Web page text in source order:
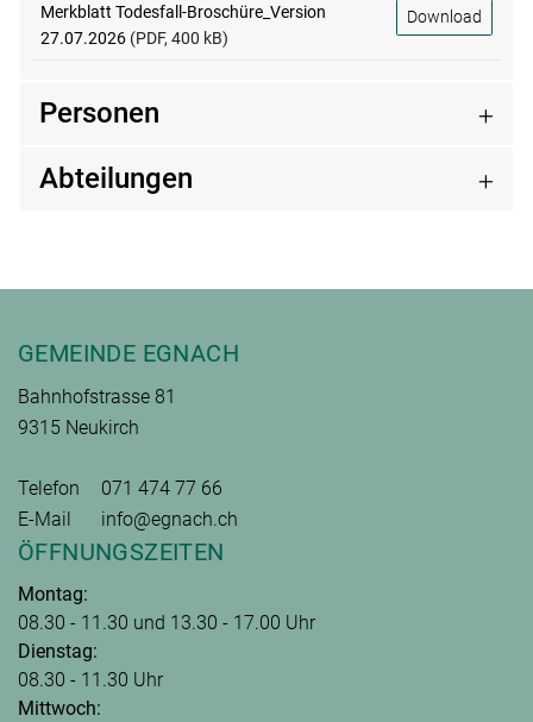
Merkblatt Todesfall-Broschüre_Version
27.07.2026 (PDF, 400 kB)
Download
Personen
Abteilungen
Fusszeile
GEMEINDE EGNACH
Bahnhofstrasse 81
9315 Neukirch
Telefon
071 474 77 66
E-Mail
info@egnach.ch
ÖFFNUNGSZEITEN
Montag:
08.30 - 11.30 und 13.30 - 17.00 Uhr
Dienstag:
08.30 - 11.30 Uhr
Mittwoch: